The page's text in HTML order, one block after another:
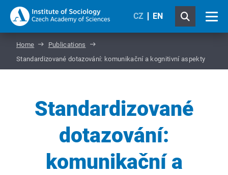
CZ EN
Home
Publications
Standardizované dotazování: komunikační a kognitivní aspekty
Standardizované
dotazování:
komunikační a